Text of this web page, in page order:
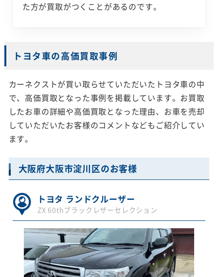
た方が買取がつくことがあるのです。
トヨタ車の高価買取事例
カーネクストが買い取らせていただいたトヨタ車の中
で、高価買取となった事例を掲載しています。お買取
したお車の詳細や高価買取となった理由、お車を売却
していただいたお客様のコメントなどもご紹介してい
ます。
大阪府大阪市淀川区のお客様
トヨタ ランドクルーザー
ZX 60thブラックレザーセレクション